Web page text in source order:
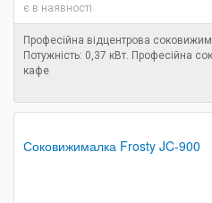
є в наявності
Професійна відцентрова
Потужність: 0,37 кВт. Професійна
кафе
Соковижималка Frosty JC-900